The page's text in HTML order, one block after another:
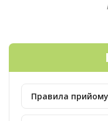
Правила прийому